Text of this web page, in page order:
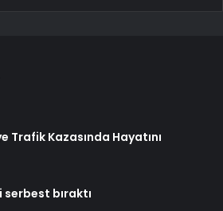
Trafik Kazasında Hayatını
bıraktı